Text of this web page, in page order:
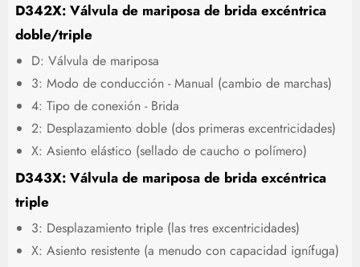
D342X: Válvula de mariposa de brida excéntrica
doble/triple
D: Válvula de mariposa
3: Modo de conducción - Manual (cambio de marchas)
4: Tipo de conexión - Brida
2: Desplazamiento doble (dos primeras excentricidades)
X: Asiento elástico (sellado de caucho o polímero)
D343X: Válvula de mariposa de brida excéntrica
triple
3: Desplazamiento triple (las tres excentricidades)
X: Asiento resistente (a menudo con capacidad ignífuga)